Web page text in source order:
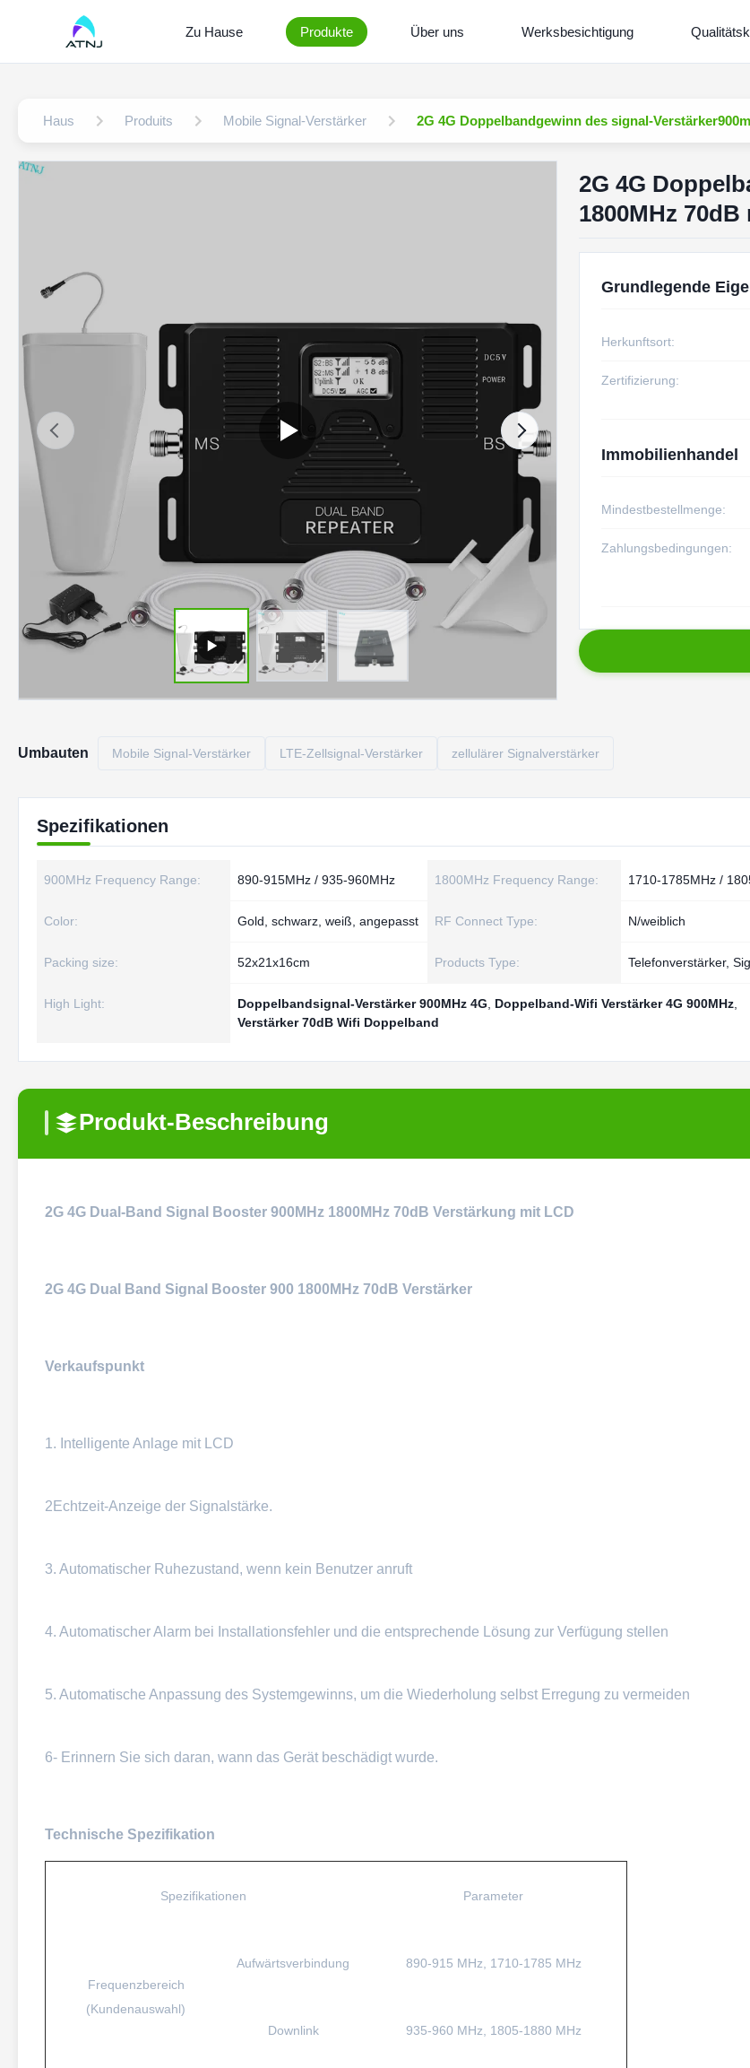
Zu Hause Produkte Über uns Werksbesichtigung
Haus Produits Mobile Signal-Verstärker 2G 4G Doppelbandgewinn des signal-
2G 4G
1800MHz 70dB
Grundlegende
Herkunftsort:
Zertifizierung:
Immobilienhandel
Mindestbestellmenge:
Zahlungsbedingungen:
Umbauten Mobile Signal-Verstärker LTE-Zellsignal-Verstärker zellulärer Signalverstärker
Spezifikationen
900MHz Frequency Range: 890-915MHz / 935-960MHz 1800MHz Frequency Range: 1710-1785MHz /
Color: Gold, schwarz, weiß, angepasst RF Connect Type: N/weiblich
Packing size: 52x21x16cm Products Type: Telefonverstärker,
High Light: Doppelbandsignal-Verstärker 900MHz 4G Doppelband-Wifi Verstärker 4G 900MHz
Verstärker 70dB Wifi Doppelband
Produkt-Beschreibung
2G 4G Dual-Band Signal Booster 900MHz 1800MHz 70dB Verstärkung mit LCD
2G 4G Dual Band Signal Booster 900 1800MHz 70dB Verstärker
Verkaufspunkt
1. Intelligente Anlage mit LCD
2Echtzeit-Anzeige der Signalstärke.
3. Automatischer Ruhezustand, wenn kein Benutzer anruft
4. Automatischer Alarm bei Installationsfehler und die entsprechende Lösung zur Verfügung stellen
5. Automatische Anpassung des Systemgewinns, um die Wiederholung selbst Erregung zu vermeiden
6- Erinnern Sie sich daran, wann das Gerät beschädigt wurde.
Technische Spezifikation
Spezifikationen Parameter
Frequenzbereich
(Kundenauswahl)
Aufwärtsverbindung 890-915 MHz, 1710-1785 MHz
Downlink 935-960 MHz, 1805-1880 MHz